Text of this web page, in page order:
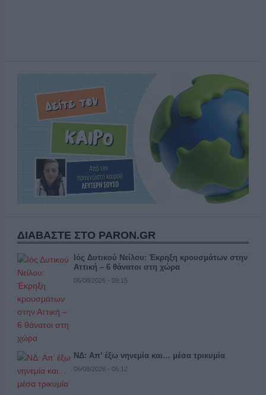
ΔΙΑΒΑΣΤΕ ΣΤΟ PARON.GR
Ιός Δυτικού Νείλου: Έκρηξη κρουσμάτων στην
Αττική – 6 θάνατοι στη χώρα
06/08/2026 - 09:15
ΝΔ: Απ’ έξω νηνεμία και… μέσα τρικυμία
06/08/2026 - 06:12